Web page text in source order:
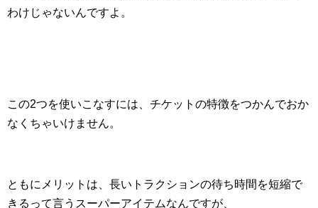
わけじゃないんですよ。
この2つを使いこなすには、チケットの特徴をつかんでおか
なくちゃいけません。
ともにメリットは、長いトラクションの待ち時間を短縮で
きるって言うスーパーアイテムなんですが、